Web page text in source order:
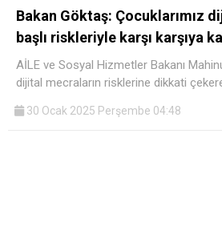
Bakan Göktaş: Çocuklarımız
başlı riskleriyle karşı karşıya
AİLE ve Sosyal Hizmetler Bakanı
dijital mecraların risklerine dikkati
30 Ocak 2025 Perşembe 04:48